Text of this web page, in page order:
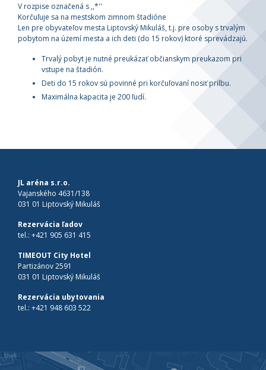
V rozpise označená s ,,*''
Korčuľuje sa na mestskom zimnom štadióne
Len pre obyvateľov mesta Liptovský Mikuláš, t.j. pre osoby s trvalým
pobytom na území mesta a ich deti (do 15 rokov) ktoré sprevádzajú.
Trvalý pobyt je nutné preukázať občianskym preukazom pri
vstupe na štadión.
Deti do 15 rokov sú povinné pri korčuľovaní nosiť prilbu.
Maximálna kapacita je 200 ľudí.
JL aréna s.r.o.
Vajanského 4631/138
031 01 Liptovský Mikuláš
Rezervácia ľadov
tel.: +421 905 631 415
TIMEOUT City Hotel
Partizánov 2591
031 01 Liptovský Mikuláš
Rezervácia ubytovania
tel.: +421 948 603 522